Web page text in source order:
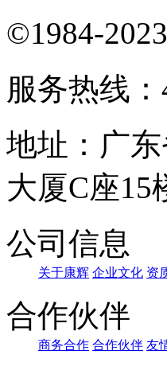
©1984-
服务热线
地址：广
大厦C座
公司信息
关于康辉 企业文化 资
合作伙伴
商务合作 合作伙伴 友